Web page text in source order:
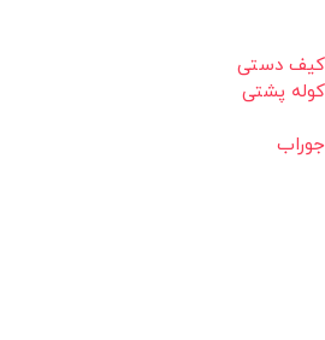
کیف دستی
کوله پشتی
جوراب